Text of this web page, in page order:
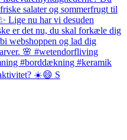
☀️😄 S